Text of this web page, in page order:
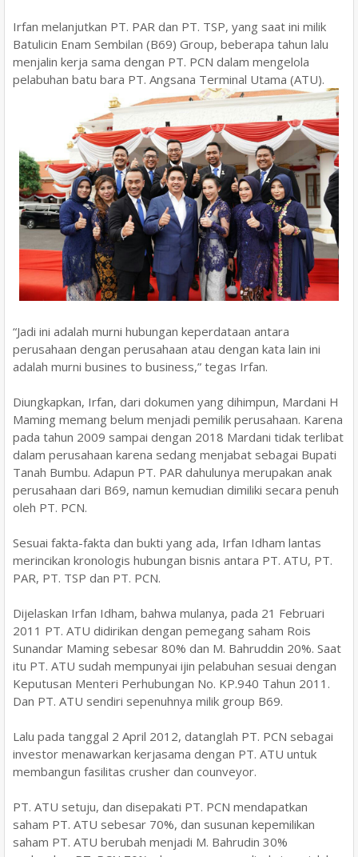
Irfan melanjutkan PT. PAR dan PT. TSP, yang saat ini milik
Batulicin Enam Sembilan (B69) Group, beberapa tahun lalu
menjalin kerja sama dengan PT. PCN dalam mengelola
pelabuhan batu bara PT. Angsana Terminal Utama (ATU).
“Jadi ini adalah murni hubungan keperdataan antara
perusahaan dengan perusahaan atau dengan kata lain ini
adalah murni busines to business,” tegas Irfan.
Diungkapkan, Irfan, dari dokumen yang dihimpun, Mardani H
Maming memang belum menjadi pemilik perusahaan. Karena
pada tahun 2009 sampai dengan 2018 Mardani tidak terlibat
dalam perusahaan karena sedang menjabat sebagai Bupati
Tanah Bumbu. Adapun PT. PAR dahulunya merupakan anak
perusahaan dari B69, namun kemudian dimiliki secara penuh
oleh PT. PCN.
Sesuai fakta-fakta dan bukti yang ada, Irfan Idham lantas
merincikan kronologis hubungan bisnis antara PT. ATU, PT.
PAR, PT. TSP dan PT. PCN.
Dijelaskan Irfan Idham, bahwa mulanya, pada 21 Februari
2011 PT. ATU didirikan dengan pemegang saham Rois
Sunandar Maming sebesar 80% dan M. Bahruddin 20%. Saat
itu PT. ATU sudah mempunyai ijin pelabuhan sesuai dengan
Keputusan Menteri Perhubungan No. KP.940 Tahun 2011.
Dan PT. ATU sendiri sepenuhnya milik group B69.
Lalu pada tanggal 2 April 2012, datanglah PT. PCN sebagai
investor menawarkan kerjasama dengan PT. ATU untuk
membangun fasilitas crusher dan counveyor.
PT. ATU setuju, dan disepakati PT. PCN mendapatkan
saham PT. ATU sebesar 70%, dan susunan kepemilikan
saham PT. ATU berubah menjadi M. Bahrudin 30%